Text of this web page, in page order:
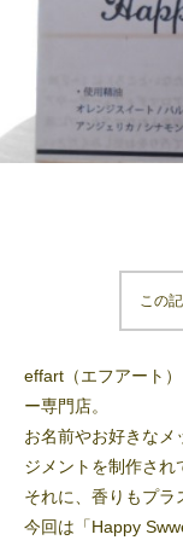
この
effart（エフアート
ー専門店。
お名前やお好きなメ
ジメントを制作され
それに、香りもプラ
今回は「Happy